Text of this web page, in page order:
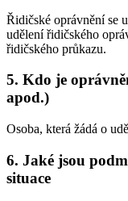
Řidičské oprávnění se
udělení řidičského
řidičského průkazu.
5. Kdo je
apod.)
Osoba, která žádá o
6. Jaké jsou
situace